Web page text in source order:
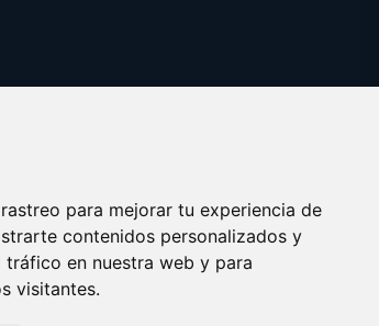
para mejorar tu experiencia de
contenidos personalizados y
tráfico en nuestra web y para
visitantes.